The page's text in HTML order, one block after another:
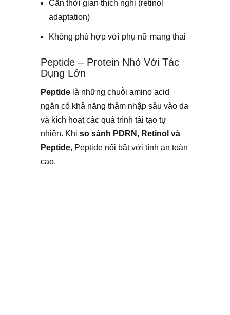
Cần thời gian thích nghi (retinol
adaptation)
Không phù hợp với phụ nữ mang thai
Peptide – Protein Nhỏ Với Tác
Dụng Lớn
Peptide là những chuỗi amino acid
ngắn có khả năng thâm nhập sâu vào da
và kích hoạt các quá trình tái tạo tự
nhiên. Khi so sánh PDRN, Retinol và
Peptide, Peptide nổi bật với tính an toàn
cao.